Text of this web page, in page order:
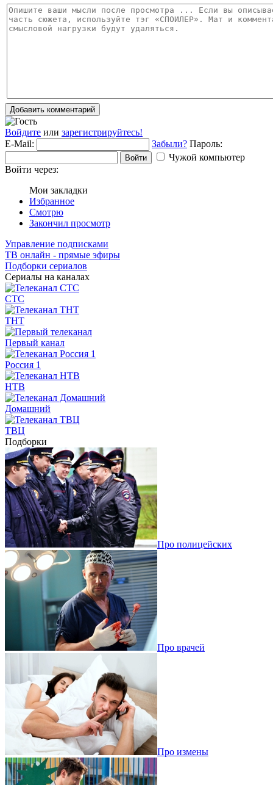
Добавить комментарий
Войдите или зарегистрируйтесь!
E-Mail:
Забыли? Пароль:
Войти
Чужой компьютер
Войти через:
Мои закладки
Избранное
Смотрю
Закончил просмотр
Управление подписками
ТВ онлайн - прямые эфиры
Подборки сериалов
Сериалы на каналах
СТС
ТНТ
Первый канал
Россия 1
НТВ
Домашний
ТВЦ
Подборки
Про полицейских
Про врачей
Про измены